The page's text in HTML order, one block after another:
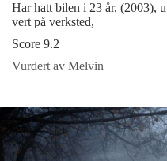
Har hatt bilen i 23 år, (2003),
vert på verksted,
Score 9.2
Vurdert av Melvin